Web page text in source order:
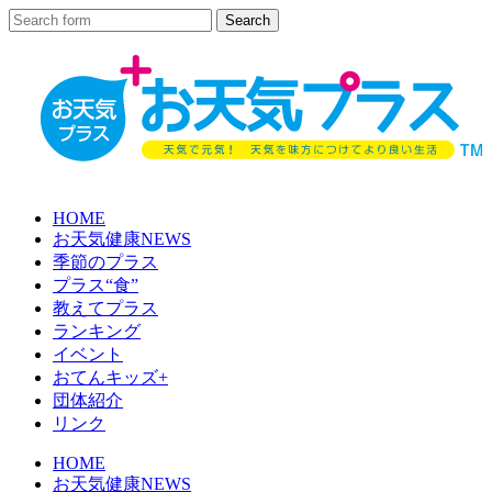
HOME
お天気健康NEWS
季節のプラス
プラス“食”
教えてプラス
ランキング
イベント
おてんキッズ+
団体紹介
リンク
HOME
お天気健康NEWS